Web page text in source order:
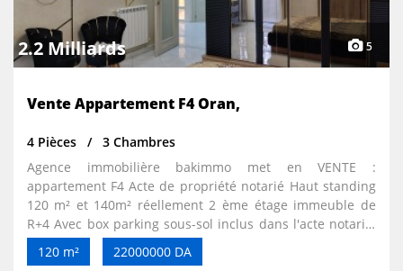
2.2 Milliards 5
Vente Appartement F4 Oran,
4 Pièces
3 Chambres
Agence immobilière bakimmo met en VENTE :
appartement F4 Acte de propriété notarié Haut standing
120 m² et 140m² réellement 2 ème étage immeuble de
R+4 Avec box parking sous-sol inclus dans l'acte notarié.
2 façades en L Très aéré et ensoleillé Chauffage central
radiateurs Chauffe eau Cuisine aménagée luxe et
120 m² 22000000 DA